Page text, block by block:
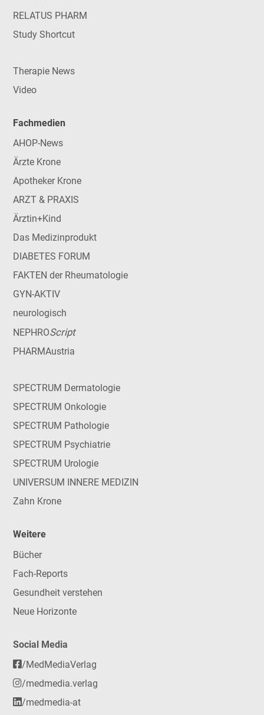
RELATUS PHARM
Study Shortcut
Therapie News
Video
Fachmedien
AHOP-News
Ärzte Krone
Apotheker Krone
ARZT & PRAXIS
Ärztin+Kind
Das Medizinprodukt
DIABETES FORUM
FAKTEN der Rheumatologie
GYN-AKTIV
neurologisch
NEPHROScript
PHARMAustria
SPECTRUM Dermatologie
SPECTRUM Onkologie
SPECTRUM Pathologie
SPECTRUM Psychiatrie
SPECTRUM Urologie
UNIVERSUM INNERE MEDIZIN
Zahn Krone
Weitere
Bücher
Fach-Reports
Gesundheit verstehen
Neue Horizonte
Social Media
/MedMediaVerlag
/medmedia.verlag
/medmedia-at